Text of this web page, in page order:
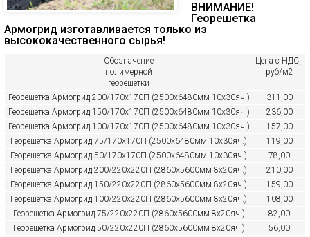
ВНИМАНИЕ!
Георешетка
Армогрид изготавливается только из
высококачественного сырья!
Обозначение
полимерной
георешетки
Цена с НДС,
руб/м2
Георешетка Армогрид 200/170х170П (2500х6480мм 10х30яч.)
311,00
Георешетка Армогрид 150/170х170П (2500х6480мм 10х30яч.)
236,00
Георешетка Армогрид 100/170х170П (2500х6480мм 10х30яч.)
157,00
Георешетка Армогрид 75/170х170П (2500х6480мм 10х30яч.)
119,00
Георешетка Армогрид 50/170х170П (2500х6480мм 10х30яч.)
78,00
Георешетка Армогрид 200/220х220П (2860х5600мм 8х20яч.)
210,00
Георешетка Армогрид 150/220х220П (2860х5600мм 8х20яч.)
159,00
Георешетка Армогрид 100/220х220П (2860х5600мм 8х20яч.)
108,00
Георешетка Армогрид 75/220х220П (2860х5600мм 8х20яч.)
82,00
Георешетка Армогрид 50/220х220П (2860х5600мм 8х20яч.)
56,00